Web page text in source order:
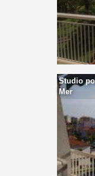
Studio
Mer